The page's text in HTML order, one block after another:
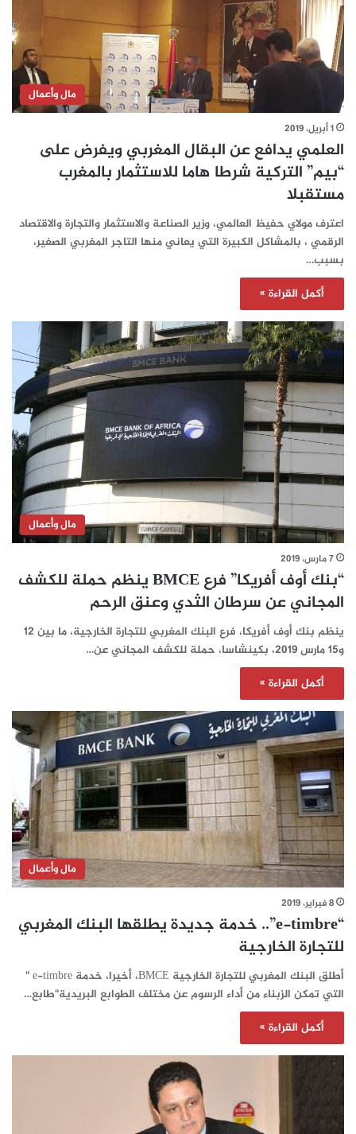
مال وأعمال
1 أبريل، 2019
العلمي يدافع عن البقال المغربي ويفرض على
“بيم” التركية شرطا هاما للاستثمار بالمغرب
مستقبلا
اعترف مولاي حفيظ العالمي، وزير الصناعة والاستثمار والتجارة والاقتصاد
الرقمي ، بالمشاكل الكبيرة التي يعاني منها التاجر المغربي الصغير،
بسبب…
أكمل القراءة »
مال وأعمال
7 مارس، 2019
“بنك أوف أفريكا” فرع BMCE ينظم حملة للكشف
المجاني عن سرطان الثدي وعنق الرحم
ينظم بنك أوف أفريكا، فرع البنك المغربي للتجارة الخارجية، ما بين 12
و15 مارس 2019، بكينشاسا، حملة للكشف المجاني عن…
أكمل القراءة »
مال وأعمال
8 فبراير، 2019
“e-timbre”.. خدمة جديدة يطلقها البنك المغربي
للتجارة الخارجية
أطلق البنك المغربي للتجارة الخارجية BMCE، أخيرا، خدمة e-timbre "
التي تمكن الزبناء من أداء الرسوم عن مختلف الطوابع البريدية"طابع…
أكمل القراءة »